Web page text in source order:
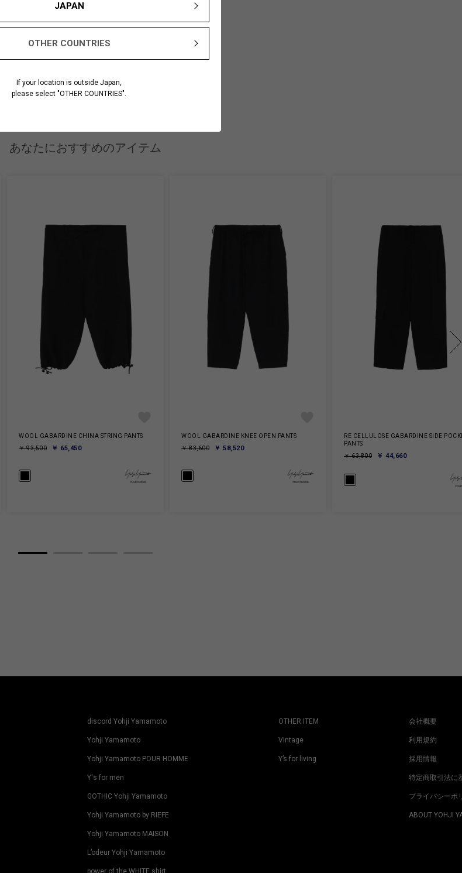
JAPAN
OTHER COUNTRIES
If your location is outside Japan,
please select "OTHER COUNTRIES".
HOMME そごう横浜
あなたにおすすめのアイテム
WOOL GABARDINE CHINA STRING PANTS
￥ 93,500
￥ 65,450
WOOL GABARDINE KNEE OPEN PANTS
￥ 83,600
￥ 58,520
RE CELLULOSE GABARDINE SIDE
PANTS
￥ 63,800
￥ 44,660
discord Yohji Yamamoto
Yohji Yamamoto
Yohji Yamamoto POUR HOMME
Y's for men
GOTHIC Yohji Yamamoto
Yohji Yamamoto by RIEFE
Yohji Yamamoto MAISON
L’odeur Yohji Yamamoto
power of the WHITE shirt
OTHER ITEM
Vintage
Y’s for living
会社概要
利用規約
採用情報
特定商取引法に
プライバシーポ
ABOUT YOHJI